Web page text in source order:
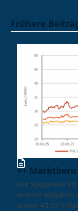
Frühere
++
Die Spotpreise
weitere Abgaben
waren 45,50 €/